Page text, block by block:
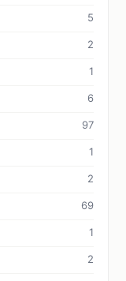
5
2
1
6
97
1
2
69
1
2